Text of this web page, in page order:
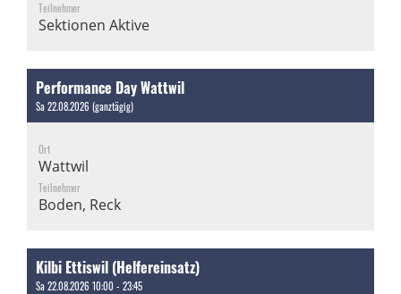
Teilnehmer
Sektionen Aktive
Performance Day Wattwil
Sa 22.08.2026 (ganztägig)
Ort
Wattwil
Teilnehmer
Boden, Reck
Kilbi Ettiswil (Helfereinsatz)
Sa 22.08.2026 10:00 - 23:45